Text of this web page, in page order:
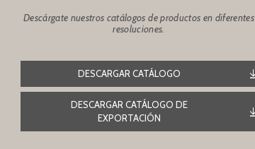
Descárgate nuestros catálogos de productos en diferentes
resoluciones.
DESCARGAR CATÁLOGO
DESCARGAR CATÁLOGO DE
EXPORTACIÓN